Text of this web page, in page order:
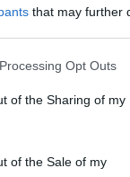
that may further
Opt Outs
of the Sharing of my
of the Sale of my
η πιο
την ομάδα,
κάθε
αυτή την